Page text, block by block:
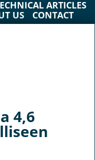
ARTICLES
US CONTACT
4,6